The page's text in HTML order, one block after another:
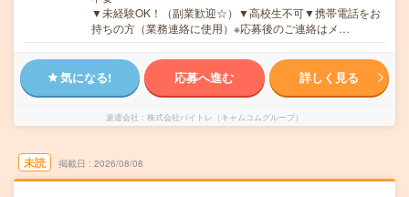
▼未経験OK！（副業歓迎☆）▼高校生不可▼携帯電話をお
持ちの方（業務連絡に使用）※応募後のご連絡はメ…
気になる! 応募へ進む 詳しく見る
派遣会社 株式会社バイトレ（キャムコムグループ）
未読 掲載日 2026/08/08